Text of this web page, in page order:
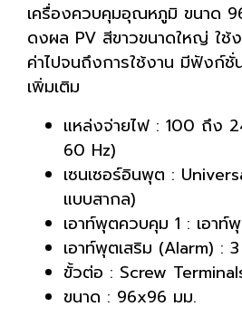
เครื่องควบคุมอุณหภูมิ ขนาด
ดงผล PV สีขาวขนาดใหญ่ ใช้
ค่าไปจนถึงการใช้งาน มีฟังก์ชั่
เพิ่มเติม
แหล่งจ่ายไฟ : 100 ถึง
60 Hz)
เซนเซอร์อินพุต :
แบบสากล)
เอาท์พุตควบคุม 1 : เอาท์
เอาท์พุตเสริม (Alarm) : 3
ขั้วต่อ : Screw
ขนาด : 96x96 มม.